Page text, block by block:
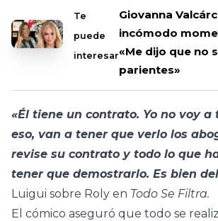
Te
puede
interesar
Giovanna
incómodo
«Me dijo que no
parientes»
«Él tiene un contrato. Yo no voy a
eso, van a tener que verlo los
revise su contrato y todo lo que
tener que demostrarlo. Es bien
Luigui sobre Roly en Todo Se Filtra.
El cómico aseguró que todo se